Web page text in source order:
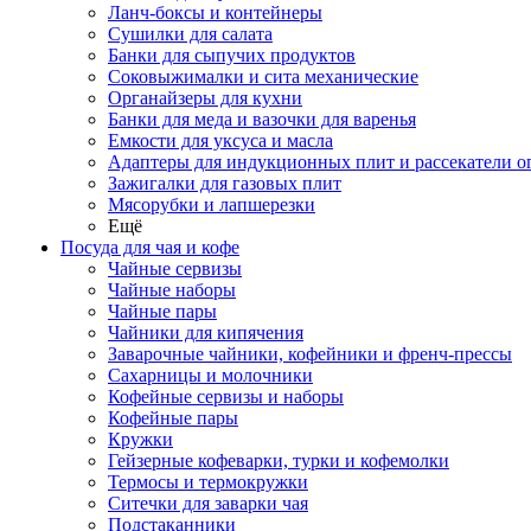
Ланч-боксы и контейнеры
Сушилки для салата
Банки для сыпучих продуктов
Соковыжималки и сита механические
Органайзеры для кухни
Банки для меда и вазочки для варенья
Емкости для уксуса и масла
Адаптеры для индукционных плит и рассекатели
Зажигалки для газовых плит
Мясорубки и лапшерезки
Ещё
Посуда для чая и кофе
Чайные сервизы
Чайные наборы
Чайные пары
Чайники для кипячения
Заварочные чайники, кофейники и френч-прессы
Сахарницы и молочники
Кофейные сервизы и наборы
Кофейные пары
Кружки
Гейзерные кофеварки, турки и кофемолки
Термосы и термокружки
Ситечки для заварки чая
Подстаканники